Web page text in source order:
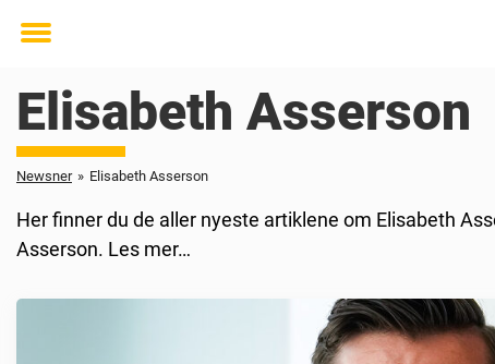
Toggle
Elisabeth Asserson
Newsner » Elisabeth Asserson
Her finner du de aller nyeste artiklene om Elisabeth
Asserson. Les mer…